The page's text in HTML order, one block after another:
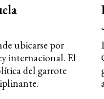
ubicarse por
internacional. El
del garrote